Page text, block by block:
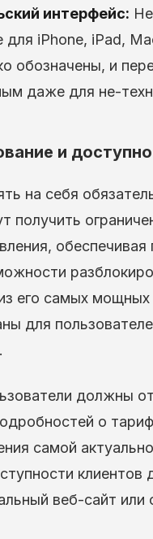
интерфейс:
iPhone, iPad,
обозначены, и
даже для не-
и
на себя
получить
его самых мощных
для
должны
о
самой
веб-сайт